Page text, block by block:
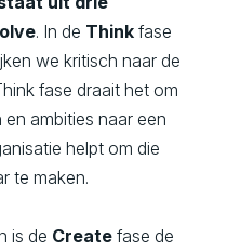
. In de Think fase
we kritisch naar de
fase draait het om
ambities naar een
helpt om die
te maken.
is de Create fase de